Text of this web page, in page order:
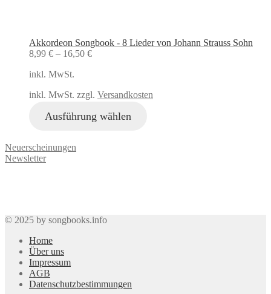
Akkordeon Songbook - 8 Lieder von Johann Strauss Sohn
8,99 € – 16,50 €
inkl. MwSt.
inkl. MwSt. zzgl. Versandkosten
Ausführung wählen
Neuerscheinungen
Newsletter
© 2025 by songbooks.info
Home
Über uns
Impressum
AGB
Datenschutzbestimmungen